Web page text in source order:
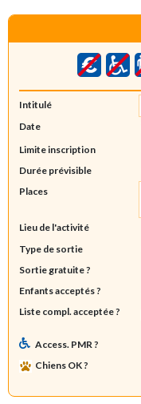
Intitulé
Date
Limite inscription
Durée prévisible
Places
Lieu de l'activité
Type de sortie
Sortie gratuite ?
Enfants acceptés ?
Liste compl. acceptée ?
Access. PMR ?
Chiens OK ?